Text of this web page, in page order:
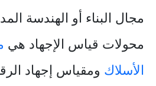
مجال البناء أو الهندسة
محولات قياس الإجهاد هي
الأسلاك ومقياس إجهاد